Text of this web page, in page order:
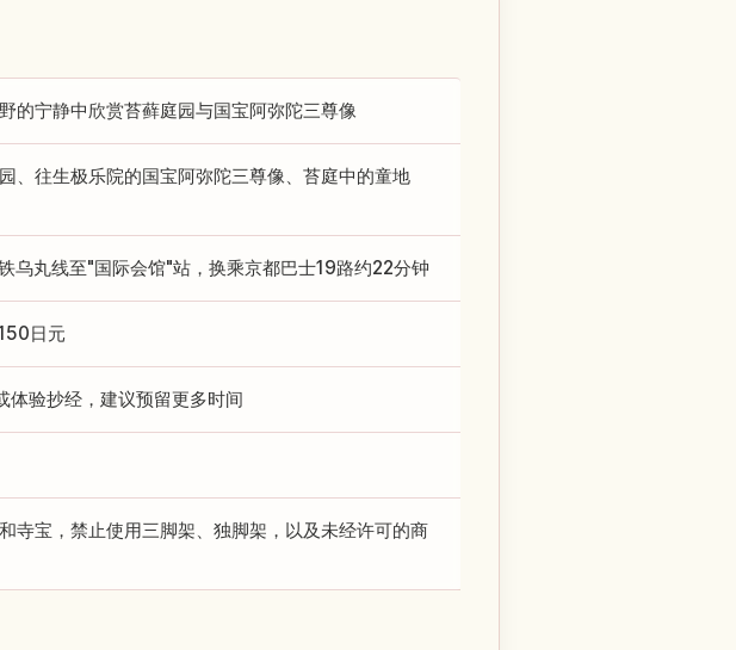
的宁静中欣赏苔藓庭园与国宝阿弥陀三尊像
、往生极乐院的国宝阿弥陀三尊像、苔庭中的童地
乌丸线至"国际会馆"站，换乘京都巴士19路约22分钟
日元
验抄经，建议预留更多时间
寺宝，禁止使用三脚架、独脚架，以及未经许可的商